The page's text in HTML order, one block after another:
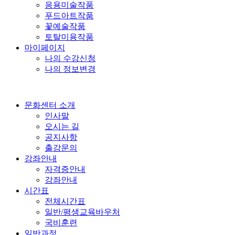
응용미술작품
푸드아트작품
꽃예술작품
토탈미용작품
마이페이지
나의 수강신청
나의 정보변경
문화센터 소개
인사말
오시는 길
공지사항
출강문의
강좌안내
자격증안내
강좌안내
시간표
전체시간표
일반/평생교육바우처
국비훈련
일반과정